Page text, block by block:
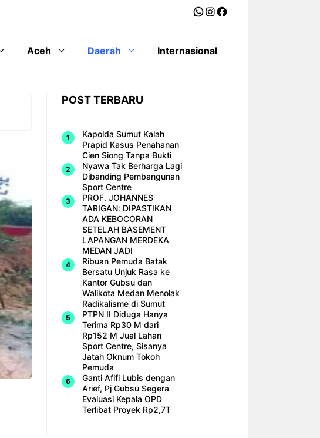
WhatsApp
Instagram
Facebook
Aceh Daerah Internasional
POST TERBARU
Kapolda Sumut Kalah
Prapid Kasus Penahanan
Cien Siong Tanpa Bukti
Nyawa Tak Berharga Lagi
Dibanding Pembangunan
Sport Centre
PROF. JOHANNES
TARIGAN: DIPASTIKAN
ADA KEBOCORAN
SETELAH BASEMENT
LAPANGAN MERDEKA
MEDAN JADI
Ribuan Pemuda Batak
Bersatu Unjuk Rasa ke
Kantor Gubsu dan
Walikota Medan Menolak
Radikalisme di Sumut
PTPN II Diduga Hanya
Terima Rp30 M dari
Rp152 M Jual Lahan
Sport Centre, Sisanya
Jatah Oknum Tokoh
Pemuda
Ganti Afifi Lubis dengan
Arief, Pj Gubsu Segera
Evaluasi Kepala OPD
Terlibat Proyek Rp2,7T